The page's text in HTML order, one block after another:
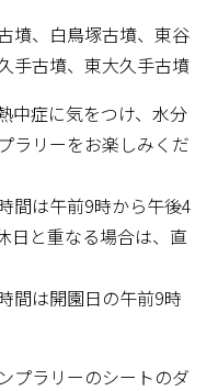
墳、白鳥塚古墳、東谷
手古墳、東大久手古墳
中症に気をつけ、水分
ラリーをお楽しみくだ
間は午前9時から午後4
日と重なる場合は、直
間は開園日の午前9時
プラリーのシートのダ